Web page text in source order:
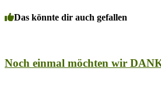
Das könnte dir auch gefallen
Noch einmal möchten wir